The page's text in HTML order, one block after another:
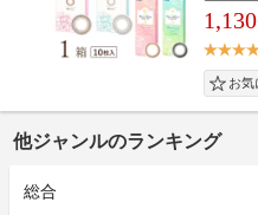
1,130
他ジャンルのランキング
総合